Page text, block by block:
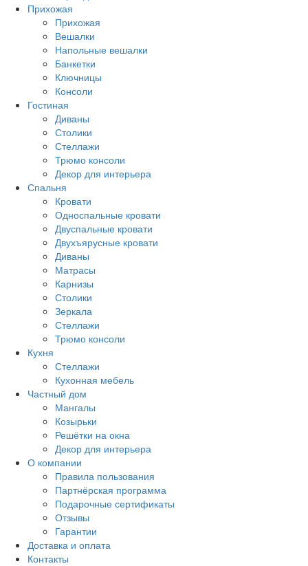
Прихожая
Прихожая
Вешалки
Напольные вешалки
Банкетки
Ключницы
Консоли
Гостиная
Диваны
Столики
Стеллажи
Трюмо консоли
Декор для интерьера
Спальня
Кровати
Односпальные кровати
Двуспальные кровати
Двухъярусные кровати
Диваны
Матрасы
Карнизы
Столики
Зеркала
Стеллажи
Трюмо консоли
Кухня
Стеллажи
Кухонная мебель
Частный дом
Мангалы
Козырьки
Решётки на окна
Декор для интерьера
О компании
Правила пользования
Партнёрская программа
Подарочные сертификаты
Отзывы
Гарантии
Доставка и оплата
Контакты